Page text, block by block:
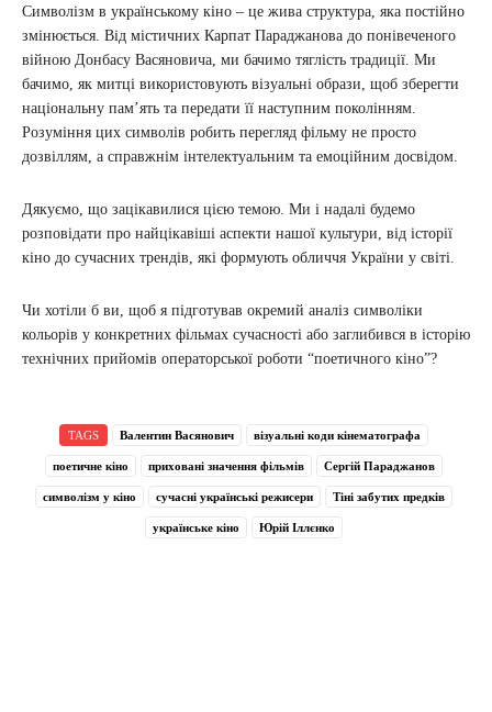
Символізм в українському кіно – це жива структура, яка постійно
змінюється. Від містичних Карпат Параджанова до понівеченого
війною Донбасу Васяновича, ми бачимо тяглість традиції. Ми
бачимо, як митці використовують візуальні образи, щоб зберегти
національну пам’ять та передати її наступним поколінням.
Розуміння цих символів робить перегляд фільму не просто
дозвіллям, а справжнім інтелектуальним та емоційним досвідом.
Дякуємо, що зацікавилися цією темою. Ми і надалі будемо
розповідати про найцікавіші аспекти нашої культури, від історії
кіно до сучасних трендів, які формують обличчя України у світі.
Чи хотіли б ви, щоб я підготував окремий аналіз символіки
кольорів у конкретних фільмах сучасності або заглибився в історію
технічних прийомів операторської роботи “поетичного кіно”?
TAGS Валентин Васянович візуальні коди кінематографа
поетичне кіно приховані значення фільмів Сергій Параджанов
символізм у кіно сучасні українські режисери Тіні забутих предків
українське кіно Юрій Іллєнко